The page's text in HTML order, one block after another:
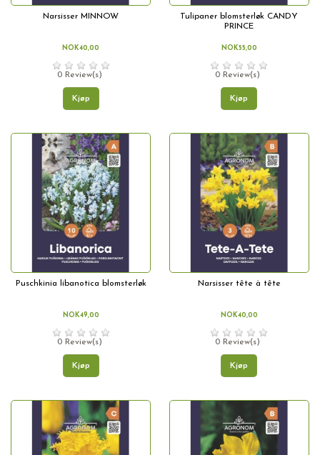
Narsisser MINNOW
NOK40,00
0 Review(s)
Kjøp
Tulipaner blomsterløk CANDY
PRINCE
NOK55,00
0 Review(s)
Kjøp
Puschkinia libanotica blomsterløk
NOK49,00
0 Review(s)
Kjøp
Narsisser tête à tête
NOK40,00
0 Review(s)
Kjøp